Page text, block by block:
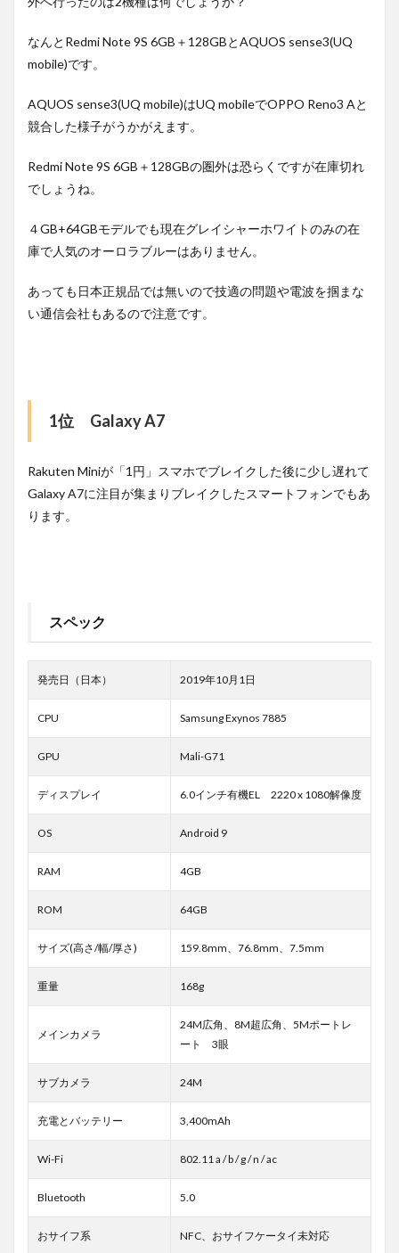
なんとRedmi Note 9S 6GB＋128GBとAQUOS sense3(UQ
mobile)です。
AQUOS sense3(UQ mobile)はUQ mobileでOPPO Reno3 Aと
競合した様子がうかがえます。
Redmi Note 9S 6GB＋128GBの圏外は恐らくですが在庫切れ
でしょうね。
４GB+64GBモデルでも現在グレイシャーホワイトのみの在
庫で人気のオーロラブルーはありません。
あっても日本正規品では無いので技適の問題や電波を掴まな
い通信会社もあるので注意です。
1位 Galaxy A7
Rakuten Miniが「1円」スマホでブレイクした後に少し遅れて
Galaxy A7に注目が集まりブレイクしたスマートフォンでもあ
ります。
スペック
発売日（日本） 2019年10月1日
CPU Samsung Exynos 7885
GPU Mali-G71
ディスプレイ 6.0インチ有機EL 2220 x 1080解像度
OS Android 9
RAM 4GB
ROM 64GB
サイズ(高さ/幅/厚さ) 159.8mm、76.8mm、7.5mm
重量 168g
メインカメラ
24M広角、8M超広角、5Mポートレ
ート 3眼
サブカメラ 24M
充電とバッテリー 3,400mAh
Wi-Fi 802.11 a / b / g / n / ac
Bluetooth 5.0
おサイフ系 NFC、おサイフケータイ未対応